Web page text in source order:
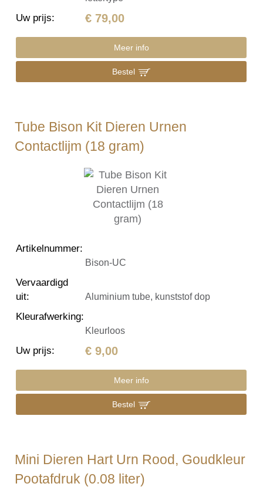
Uw prijs: € 79,00
Meer info
Bestel
Tube Bison Kit Dieren Urnen
Contactlijm (18 gram)
Artikelnummer:
Bison-UC
Vervaardigd
uit: Aluminium tube, kunststof dop
Kleurafwerking:
Kleurloos
Uw prijs: € 9,00
Meer info
Bestel
Mini Dieren Hart Urn Rood, Goudkleur
Pootafdruk (0.08 liter)